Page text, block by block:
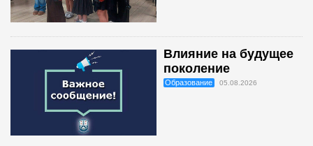
Влияние на будущее
поколение
Образование 05.08.2026